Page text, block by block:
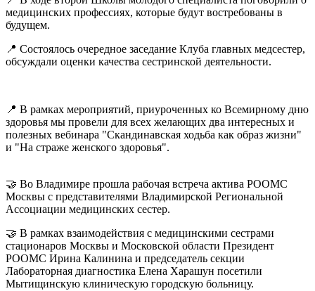
медицинских профессиях, которые будут востребованы в
будущем.
📍 Состоялось очередное заседание Клуба главных медсестер,
обсуждали оценки качества сестринской деятельности.
📍 В рамках мероприятий, приуроченных ко Всемирному дню
здоровья мы провели для всех желающих два интересных и
полезных вебинара "Скандинавская ходьба как образ жизни"
и "На страже женского здоровья".
🤝 Во Владимире прошла рабочая встреча актива РООМС
Москвы с представителями Владимирской Региональной
Ассоциации медицинских сестер.
🤝 В рамках взаимодействия с медицинскими сестрами
стационаров Москвы и Московской области Президент
РООМС Ирина Калинина и председатель секции
Лабораторная диагностика Елена Харашун посетили
Мытищинскую клиническую городскую больницу.